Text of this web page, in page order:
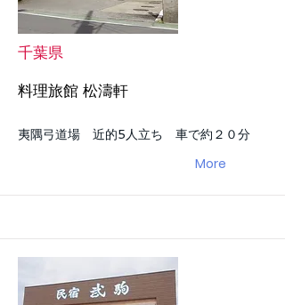
千葉県
料理旅館 松濤軒
夷隅弓道場 近的5人立ち 車で約２０分
More